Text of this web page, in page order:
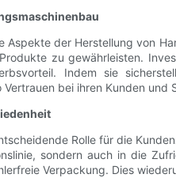
der Herstellung von
zu gewährleisten.
Indem sie
bei ihren Kunden und
Rolle für die
sondern auch in die
Verpackung. Dies